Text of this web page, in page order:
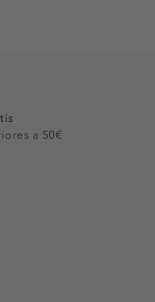
a 50€